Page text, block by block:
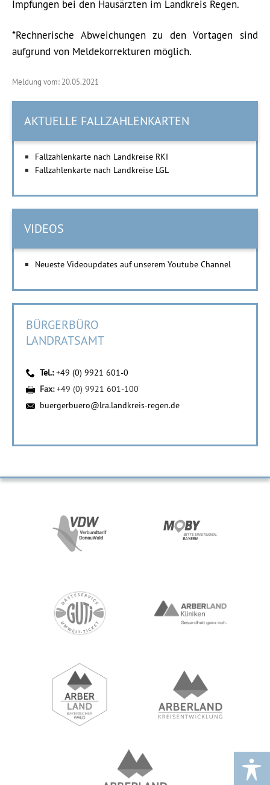
Impfungen bei den Hausärzten im Landkreis Regen.
*Rechnerische Abweichungen zu den Vortagen sind
aufgrund von Meldekorrekturen möglich.
Meldung vom: 20.05.2021
AKTUELLE FALLZAHLENKARTEN
Fallzahlenkarte nach Landkreise RKI
Fallzahlenkarte nach Landkreise LGL
VIDEOS
Neueste Videoupdates auf unserem Youtube Channel
BÜRGERBÜRO
LANDRATSAMT
Tel.:+49 (0) 9921 601-0
Fax:+49 (0) 9921 601-100
buergerbuero@lra.landkreis-regen.de